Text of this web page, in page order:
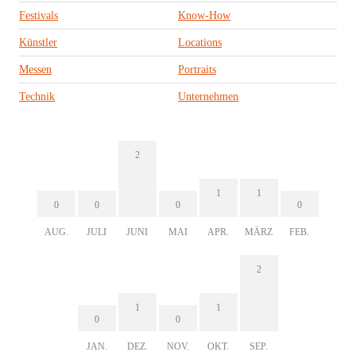
Festivals Know-How
Künstler Locations
Messen Portraits
Technik Unternehmen
0
AUG.
0
JULI
2
JUNI
0
MAI
1
APR.
1
MÄRZ
0
FEB.
0
JAN.
1
DEZ.
0
NOV.
1
OKT.
2
SEP.